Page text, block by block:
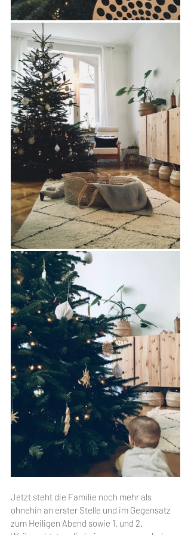
Jetzt steht die Familie noch mehr als
ohnehin an erster Stelle und im Gegensatz
zum Heiligen Abend sowie 1. und 2.